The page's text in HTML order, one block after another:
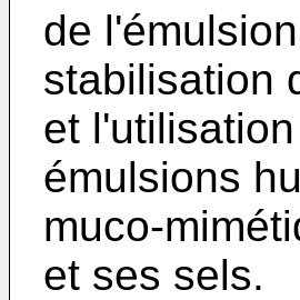
de
stabilisation
et
émulsions
muco-
et ses sels.